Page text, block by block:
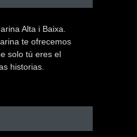
Alta i Baixa.
te ofrecemos
solo tú eres el
historias.